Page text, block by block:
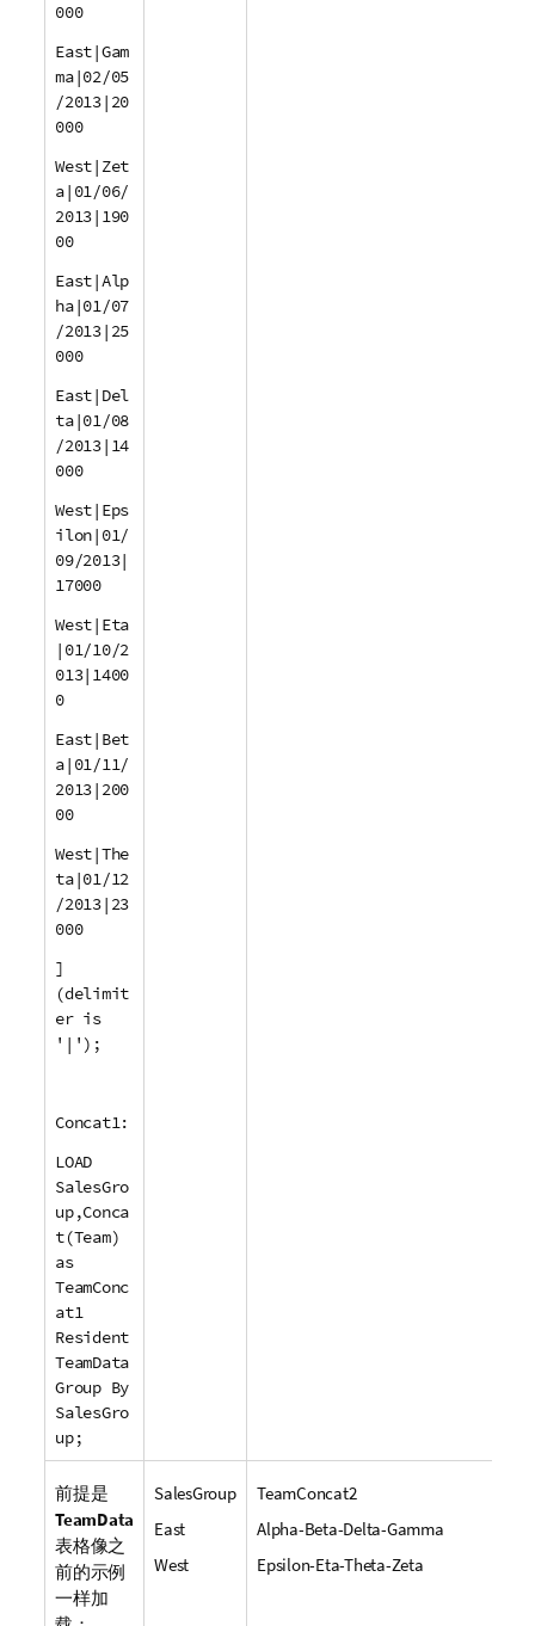
000
East|Gam
ma|02/05
/2013|20
000
West|Zet
a|01/06/
2013|190
00
East|Alp
ha|01/07
/2013|25
000
East|Del
ta|01/08
/2013|14
000
West|Eps
ilon|01/
09/2013|
17000
West|Eta
|01/10/2
013|1400
0
East|Bet
a|01/11/
2013|200
00
West|The
ta|01/12
/2013|23
000
]
(delimit
er is
'|');
Concat1:
LOAD
SalesGro
up,Conca
t(Team)
as
TeamConc
at1
Resident
TeamData
Group By
SalesGro
up;
前提是
TeamData
表格像之
前的示例
一样加
SalesGroup
East
West
TeamConcat2
Alpha-Beta-Delta-Gamma
Epsilon-Eta-Theta-Zeta